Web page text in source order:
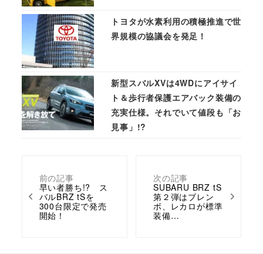
前の記事
早い者勝ち!? ス
バルBRZ tSを
300台限定で発売
開始！
次の記事
SUBARU BRZ tS
第２弾はブレン
ボ、レカロが標準
装備…
トヨタが水素利用の積極推進で世
界規模の協議会を発足！
新型スバルXVは4WDにアイサイ
ト＆歩行者保護エアバック装備の
充実仕様。それでいて値段も「お
見事」!?